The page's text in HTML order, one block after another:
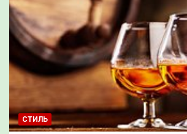
СТИЛЬ